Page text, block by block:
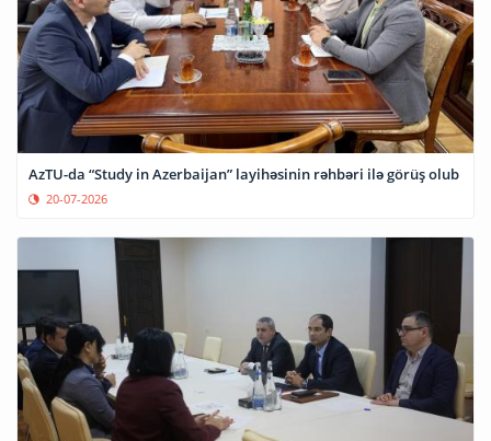
AzTU-da “Study in Azerbaijan” layihəsinin rəhbəri ilə görüş olub
20-07-2026